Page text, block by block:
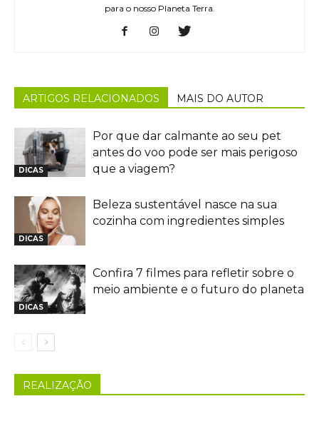
para o nosso Planeta Terra.
ARTIGOS RELACIONADOS MAIS DO AUTOR
DICAS
Por que dar calmante ao seu pet
antes do voo pode ser mais perigoso
que a viagem?
DICAS
Beleza sustentável nasce na sua
cozinha com ingredientes simples
DICAS
Confira 7 filmes para refletir sobre o
meio ambiente e o futuro do planeta
REALIZAÇÃO